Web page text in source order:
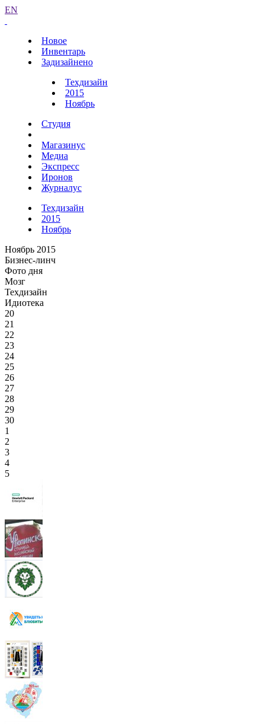
EN
Новое
Инвентарь
Задизайнено
Техдизайн
2015
Ноябрь
Студия
Магазинус
Медиа
Экспресс
Иронов
Журналус
Техдизайн
2015
Ноябрь
Ноябрь 2015
Бизнес-линч
Фото дня
Мозг
Техдизайн
Идиотека
20
21
22
23
24
25
26
27
28
29
30
1
2
3
4
5